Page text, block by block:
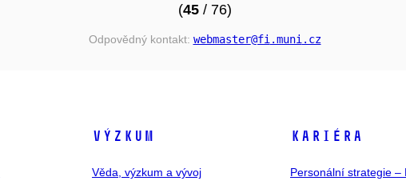
(45/ 76)
Odpovědný kontakt: webmaster@fi .muni .cz
VÝZKUM
Věda, výzkum a vývoj
KARIÉRA
Personální strategie –